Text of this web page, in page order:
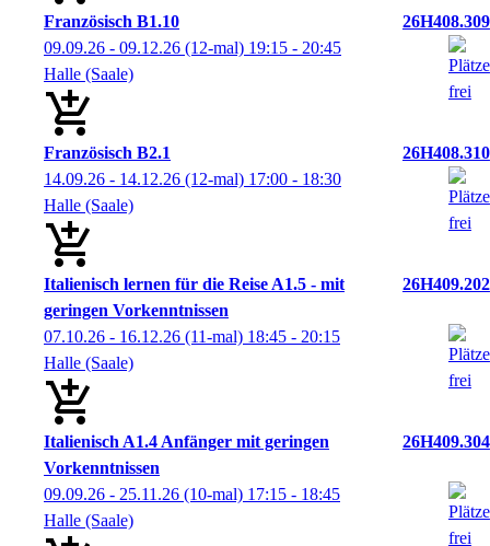
Französisch B1.10
26H408.309
09.09.26 - 09.12.26 (12-mal) 19:15 - 20:45
Halle (Saale)
Französisch B2.1
26H408.310
14.09.26 - 14.12.26 (12-mal) 17:00 - 18:30
Halle (Saale)
Italienisch lernen für die Reise A1.5 - mit
geringen Vorkenntnissen
26H409.202
07.10.26 - 16.12.26 (11-mal) 18:45 - 20:15
Halle (Saale)
Italienisch A1.4 Anfänger mit geringen
Vorkenntnissen
26H409.304
09.09.26 - 25.11.26 (10-mal) 17:15 - 18:45
Halle (Saale)